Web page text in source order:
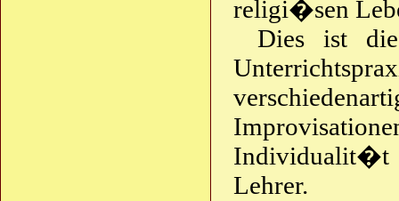
religi�sen
Dies ist
Individualit�t
Lehrer.